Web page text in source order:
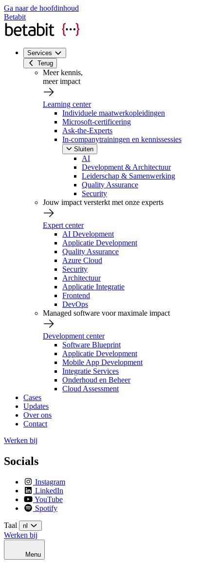
Ga naar de hoofdinhoud
Betabit
Services
Terug
Meer kennis,
meer impact
Learning center
Individuele maatwerkopleidingen
Microsoft-certificering
Ask-the-Experts
In-companytrainingen en kennissessies
Sluiten
AI
Development & Architectuur
Leiderschap & Samenwerking
Quality Assurance
Security
Jouw impact versterkt met onze experts
Expert center
AI Development
Applicatie Development
Quality Assurance
Azure Cloud
Security
Architectuur
Applicatie Integratie
Frontend
DevOps
Managed software voor maximale impact
Development center
Software Blueprint
Applicatie Development
Mobile App Development
Integratie Services
Onderhoud en Beheer
Cloud Assessment
Cases
Updates
Over ons
Contact
Werken bij
Socials
Instagram
LinkedIn
YouTube
Spotify
Taal nl
Werken bij
Menu